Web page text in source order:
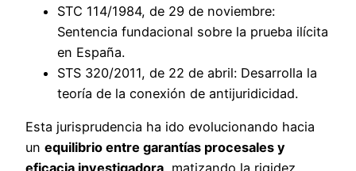
STC 114/1984, de 29 de noviembre:
Sentencia fundacional sobre la prueba ilícita
en España.
STS 320/2011, de 22 de abril: Desarrolla la
teoría de la conexión de antijuridicidad.
Esta jurisprudencia ha ido evolucionando hacia
un equilibrio entre garantías procesales y